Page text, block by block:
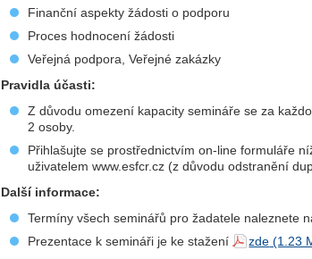
Finanční aspekty žádosti o podporu
Proces hodnocení žádosti
Veřejná podpora, Veřejné zakázky
Pravidla účasti:
Z důvodu omezení kapacity semináře se za
2 osoby.
Přihlašujte se prostřednictvím on-line formuláře
uživatelem www.esfcr.cz (z důvodu odstranění
Další informace:
Termíny všech seminářů pro žadatele naleznete
Prezentace k semináři je ke stažení
zde